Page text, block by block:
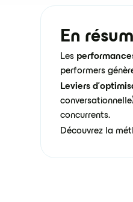
En
Les
performers
Leviers
concurrents.
Découvrez la